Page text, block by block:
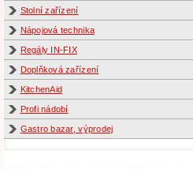
Stolní zařízení
Nápojová technika
Regály IN-FIX
Doplňková zařízení
KitchenAid
Profi nádobí
Gastro bazar, výprodej